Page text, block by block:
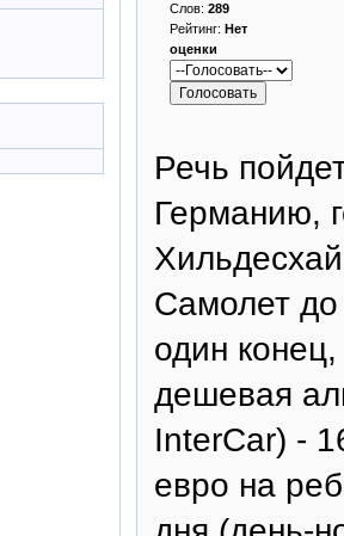
Слов: 289
Рейтинг: Нет
оценки
Речь
Германию,
Самолет до
один
дешевая
InterCar) -
евро на